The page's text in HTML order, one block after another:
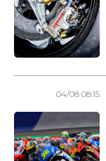
04/08 08:15